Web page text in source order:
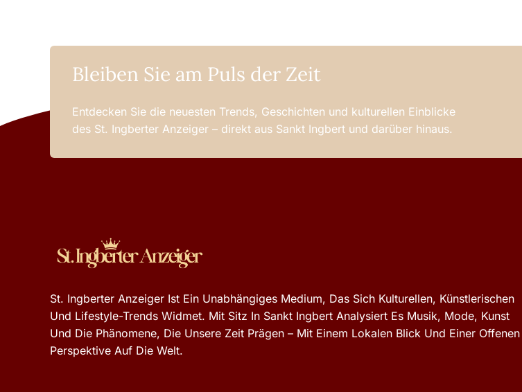
Bleiben Sie am Puls der Zeit
Entdecken Sie die neuesten Trends, Geschichten und kulturellen Einblicke
des St. Ingberter Anzeiger – direkt aus Sankt Ingbert und darüber hinaus.
St. Ingberter Anzeiger Ist Ein Unabhängiges Medium, Das Sich Kulturellen, Künstlerischen
Und Lifestyle-Trends Widmet. Mit Sitz In Sankt Ingbert Analysiert Es Musik, Mode, Kunst
Und Die Phänomene, Die Unsere Zeit Prägen – Mit Einem Lokalen Blick Und Einer Offenen
Perspektive Auf Die Welt.